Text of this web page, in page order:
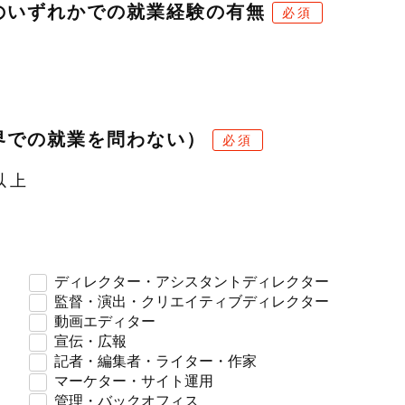
ずれかでの就業経験の有無 必須
の就業を問わない） 必須
上
ディレクター・アシスタントディレクター
監督・演出・クリエイティブディレクター
動画エディター
宣伝・広報
記者・編集者・ライター・作家
マーケター・サイト運用
管理・バックオフィス